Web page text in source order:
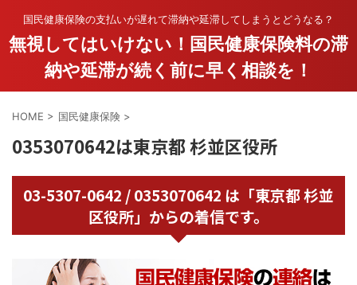
国民健康保険の支払いが遅れて滞納や延滞してしまうとどうなる？
無視してはいけない！国民健康保険料の滞
納や延滞が続く前に早く相談を！
HOME > 国民健康保険 >
0353070642は東京都 杉並区役所
03-5307-0642 / 0353070642 は「東京都 杉並
区役所」からの着信です。